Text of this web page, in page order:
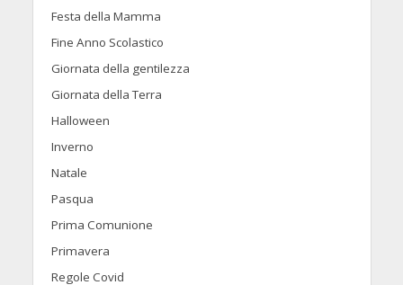
Festa della Mamma
Fine Anno Scolastico
Giornata della gentilezza
Giornata della Terra
Halloween
Inverno
Natale
Pasqua
Prima Comunione
Primavera
Regole Covid